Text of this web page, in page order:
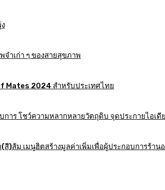
ำเก่า ๆ ของสายสุขภาพ
Mates 2024 สำหรับประเทศไทย
าร โชว์ความหลากหลายวัตถุดิบ จุดประกายไอเ
)ส้ม เมนูฮิตสร้างมูลค่าเพิ่มเพื่อผู้ประกอบการร้าน